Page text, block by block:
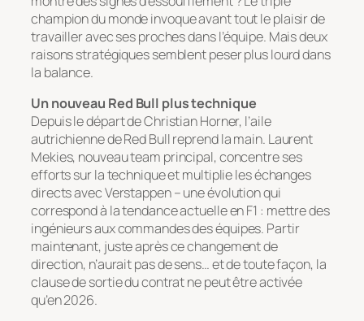
champion du monde invoque avant tout le plaisir de
travailler avec ses proches dans l’équipe. Mais deux
raisons stratégiques semblent peser plus lourd dans
la balance.
Un nouveau Red Bull plus technique
Depuis le départ de Christian Horner, l’aile
autrichienne de Red Bull reprend la main. Laurent
Mekies, nouveau team principal, concentre ses
efforts sur la technique et multiplie les échanges
directs avec Verstappen – une évolution qui
correspond à la tendance actuelle en F1 : mettre des
ingénieurs aux commandes des équipes. Partir
maintenant, juste après ce changement de
direction, n’aurait pas de sens… et de toute façon, la
clause de sortie du contrat ne peut être activée
qu’en 2026.